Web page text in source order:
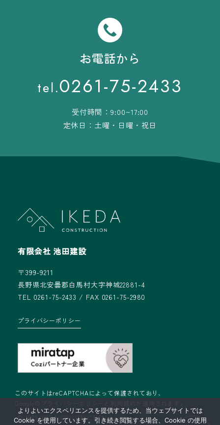
お電話から
tel.0261-75-2433
受付時間：9:00~17:00
定休日：土曜・日曜・祝日
有限会社 池田建設
〒399-9211
長野県北安曇郡白馬村大字神城22881-4
TEL 0261-75-2433 / FAX 0261-75-2980
プライバシーポリシー
このサイトはreCAPTCHAによって保護されており、
プライバシーポリシー 利用規約 が適用されます。
© 1991 IKEDA CONSTRUCTION
よりよいエクスペリエンスを提供するため、当ウェブサイトでは
Cookie を使用しています。引き続き閲覧する場合、Cookie の使用